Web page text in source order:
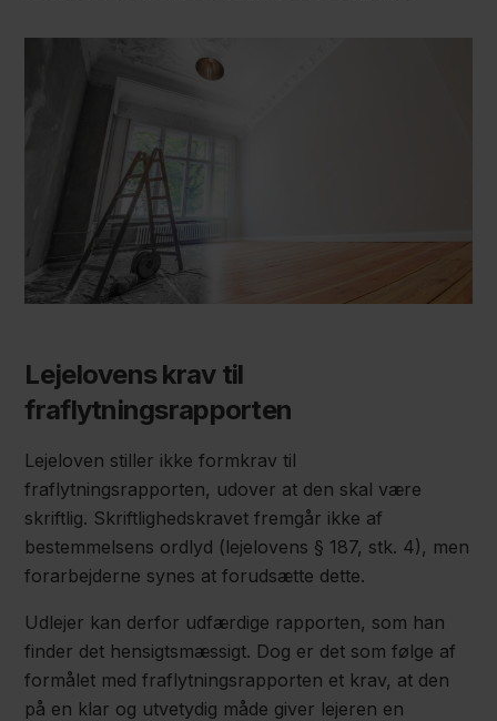
Lejelovens krav til
fraflytningsrapporten
Lejeloven stiller ikke formkrav til
fraflytningsrapporten, udover at den skal være
skriftlig. Skriftlighedskravet fremgår ikke af
bestemmelsens ordlyd (lejelovens § 187, stk. 4), men
forarbejderne synes at forudsætte dette.
Udlejer kan derfor udfærdige rapporten, som han
finder det hensigtsmæssigt. Dog er det som følge af
formålet med fraflytningsrapporten et krav, at den
på en klar og utvetydig måde giver lejeren en